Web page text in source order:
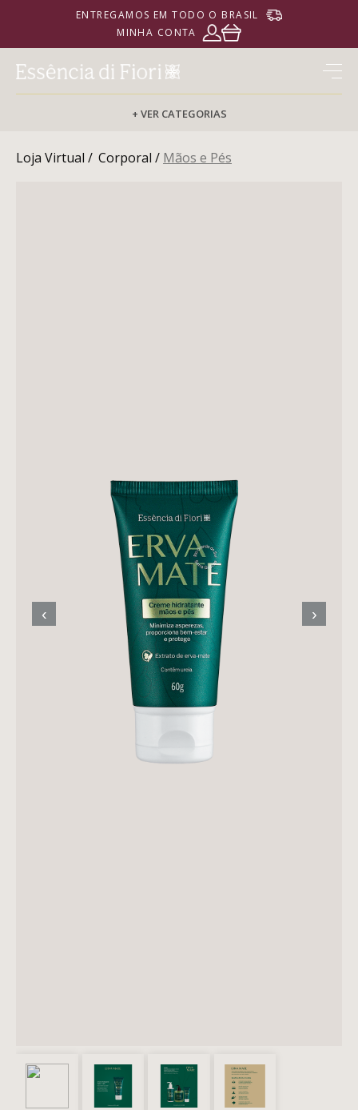
ENTREGAMOS EM TODO O BRASIL
MINHA CONTA
+ VER CATEGORIAS
PROFISSIONAL
MASCULINO
CASA E AMBIENTE
Loja Virtual / Corporal / Mãos e Pés
‹ ›